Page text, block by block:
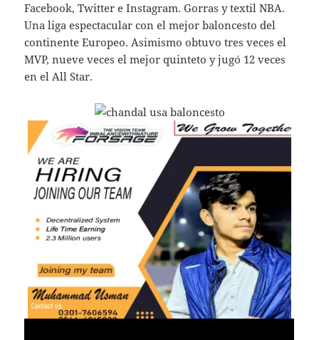
Facebook, Twitter e Instagram. Gorras y textil NBA.
Una liga espectacular con el mejor baloncesto del
continente Europeo. Asimismo obtuvo tres veces el
MVP, nueve veces el mejor quinteto y jugó 12 veces
en el All Star.